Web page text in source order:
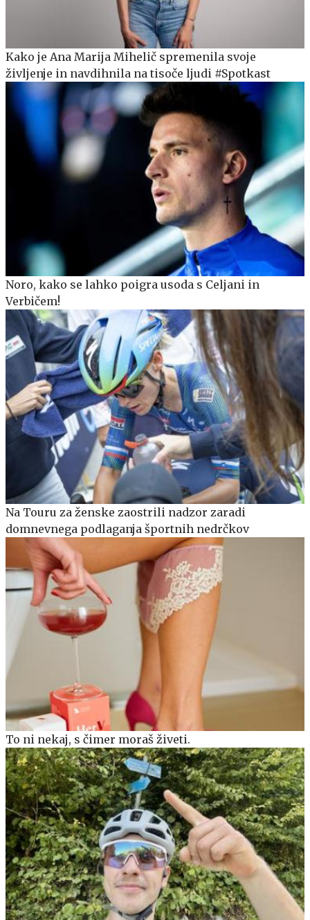
Kako je Ana Marija Mihelič spremenila svoje
življenje in navdihnila na tisoče ljudi #Spotkast
Noro, kako se lahko poigra usoda s Celjani in
Verbičem!
Na Touru za ženske zaostrili nadzor zaradi
domnevnega podlaganja športnih nedrčkov
To ni nekaj, s čimer moraš živeti.